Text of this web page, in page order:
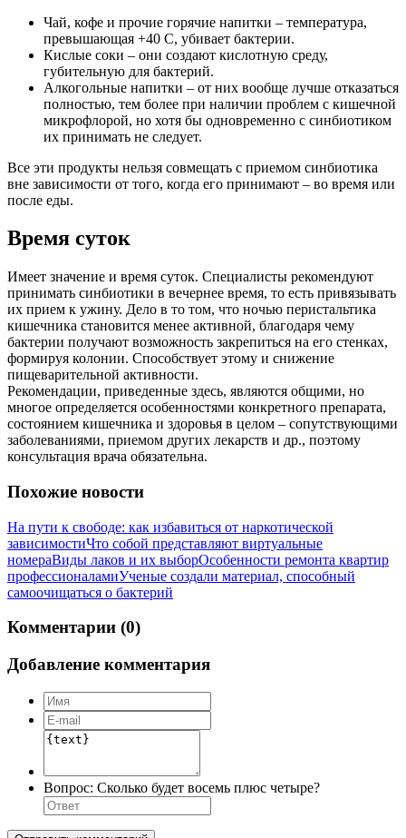
Чай, кофе и прочие горячие напитки – температура,
превышающая +40 С, убивает бактерии.
Кислые соки – они создают кислотную среду,
губительную для бактерий.
Алкогольные напитки – от них вообще лучше отказаться
полностью, тем более при наличии проблем с кишечной
микрофлорой, но хотя бы одновременно с синбиотиком
их принимать не следует.
Все эти продукты нельзя совмещать с приемом синбиотика
вне зависимости от того, когда его принимают – во время или
после еды.
Время суток
Имеет значение и время суток. Специалисты рекомендуют
принимать синбиотики в вечернее время, то есть привязывать
их прием к ужину. Дело в то том, что ночью перистальтика
кишечника становится менее активной, благодаря чему
бактерии получают возможность закрепиться на его стенках,
формируя колонии. Способствует этому и снижение
пищеварительной активности.
Рекомендации, приведенные здесь, являются общими, но
многое определяется особенностями конкретного препарата,
состоянием кишечника и здоровья в целом – сопутствующими
заболеваниями, приемом других лекарств и др., поэтому
консультация врача обязательна.
Похожие новости
На пути к свободе: как избавиться от наркотической
зависимостиЧто собой представляют виртуальные
номераВиды лаков и их выборОсобенности ремонта квартир
профессионаламиУченые создали материал, способный
самоочищаться о бактерий
Комментарии (0)
Добавление комментария
Вопрос: Сколько будет восемь плюс четыре?